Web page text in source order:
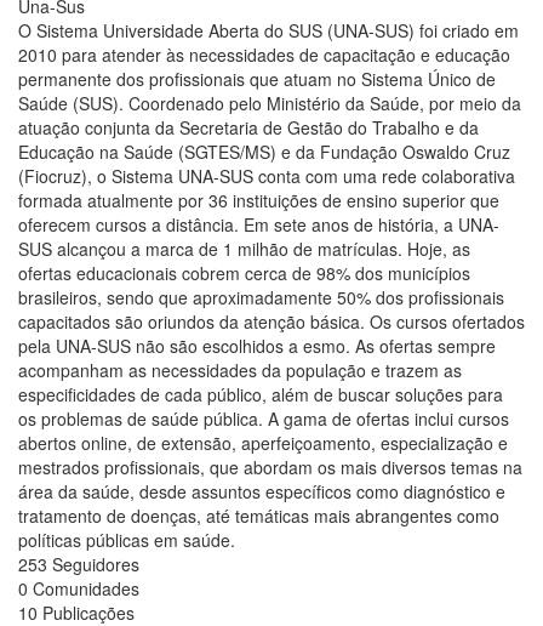
Una-Sus
O Sistema Universidade Aberta do SUS (UNA-SUS) foi criado em
2010 para atender às necessidades de capacitação e educação
permanente dos profissionais que atuam no Sistema Único de
Saúde (SUS). Coordenado pelo Ministério da Saúde, por meio da
atuação conjunta da Secretaria de Gestão do Trabalho e da
Educação na Saúde (SGTES/MS) e da Fundação Oswaldo Cruz
(Fiocruz), o Sistema UNA-SUS conta com uma rede colaborativa
formada atualmente por 36 instituições de ensino superior que
oferecem cursos a distância. Em sete anos de história, a UNA-
SUS alcançou a marca de 1 milhão de matrículas. Hoje, as
ofertas educacionais cobrem cerca de 98% dos municípios
brasileiros, sendo que aproximadamente 50% dos profissionais
capacitados são oriundos da atenção básica. Os cursos ofertados
pela UNA-SUS não são escolhidos a esmo. As ofertas sempre
acompanham as necessidades da população e trazem as
especificidades de cada público, além de buscar soluções para
os problemas de saúde pública. A gama de ofertas inclui cursos
abertos online, de extensão, aperfeiçoamento, especialização e
mestrados profissionais, que abordam os mais diversos temas na
área da saúde, desde assuntos específicos como diagnóstico e
tratamento de doenças, até temáticas mais abrangentes como
políticas públicas em saúde.
253 Seguidores
0 Comunidades
10 Publicações